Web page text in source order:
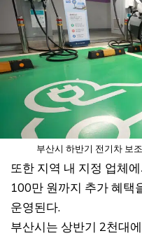
부산시 하반기 전기차 보
또한 지역 내 지정 업체
100만 원까지 추가 혜택
운영된다.
부산시는 상반기 2천대